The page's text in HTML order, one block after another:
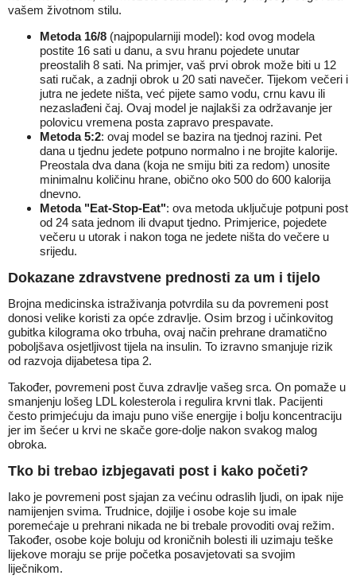
vašem životnom stilu.
Metoda 16/8 (najpopularniji model): kod ovog modela
postite 16 sati u danu, a svu hranu pojedete unutar
preostalih 8 sati. Na primjer, vaš prvi obrok može biti u 12
sati ručak, a zadnji obrok u 20 sati navečer. Tijekom večeri i
jutra ne jedete ništa, već pijete samo vodu, crnu kavu ili
nezaslađeni čaj. Ovaj model je najlakši za održavanje jer
polovicu vremena posta zapravo prespavate.
Metoda 5:2: ovaj model se bazira na tjednoj razini. Pet
dana u tjednu jedete potpuno normalno i ne brojite kalorije.
Preostala dva dana (koja ne smiju biti za redom) unosite
minimalnu količinu hrane, obično oko 500 do 600 kalorija
dnevno.
Metoda "Eat-Stop-Eat": ova metoda uključuje potpuni post
od 24 sata jednom ili dvaput tjedno. Primjerice, pojedete
večeru u utorak i nakon toga ne jedete ništa do večere u
srijedu.
Dokazane zdravstvene prednosti za um i tijelo
Brojna medicinska istraživanja potvrdila su da povremeni post
donosi velike koristi za opće zdravlje. Osim brzog i učinkovitog
gubitka kilograma oko trbuha, ovaj način prehrane dramatično
poboljšava osjetljivost tijela na insulin. To izravno smanjuje rizik
od razvoja dijabetesa tipa 2.
Također, povremeni post čuva zdravlje vašeg srca. On pomaže u
smanjenju lošeg LDL kolesterola i regulira krvni tlak. Pacijenti
često primjećuju da imaju puno više energije i bolju koncentraciju
jer im šećer u krvi ne skače gore-dolje nakon svakog malog
obroka.
Tko bi trebao izbjegavati post i kako početi?
Iako je povremeni post sjajan za većinu odraslih ljudi, on ipak nije
namijenjen svima. Trudnice, dojilje i osobe koje su imale
poremećaje u prehrani nikada ne bi trebale provoditi ovaj režim.
Također, osobe koje boluju od kroničnih bolesti ili uzimaju teške
lijekove moraju se prije početka posavjetovati sa svojim
liječnikom.